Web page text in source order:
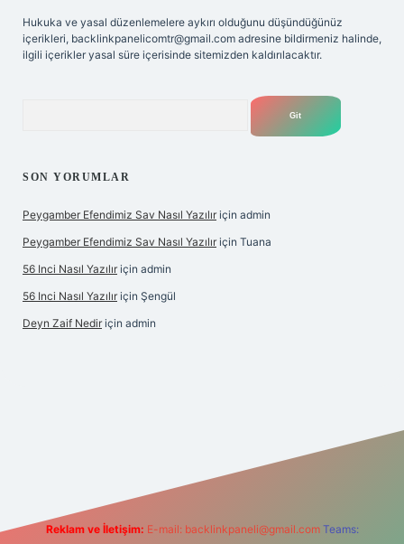
Hukuka ve yasal düzenlemelere aykırı olduğunu düşündüğünüz
içerikleri, backlinkpanelicomtr@gmail.com adresine bildirmeniz halinde,
ilgili içerikler yasal süre içerisinde sitemizden kaldırılacaktır.
SON YORUMLAR
Peygamber Efendimiz Sav Nasıl Yazılır için admin
Peygamber Efendimiz Sav Nasıl Yazılır için Tuana
56 Inci Nasıl Yazılır için admin
56 Inci Nasıl Yazılır için Şengül
Deyn Zaif Nedir için admin
Reklam ve İletişim: E-mail: backlinkpaneli@gmail.com Teams: